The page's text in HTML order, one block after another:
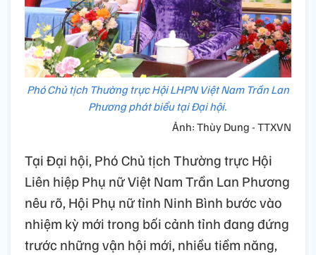
Phó Chủ tịch Thường trực Hội LHPN Việt Nam Trần Lan
Phương phát biểu tại Đại hội.
Ảnh: Thùy Dung - TTXVN
Tại Đại hội, Phó Chủ tịch Thường trực Hội
Liên hiệp Phụ nữ Việt Nam Trần Lan Phương
nêu rõ, Hội Phụ nữ tỉnh Ninh Bình bước vào
nhiệm kỳ mới trong bối cảnh tỉnh đang đứng
trước những vận hội mới, nhiều tiềm năng,